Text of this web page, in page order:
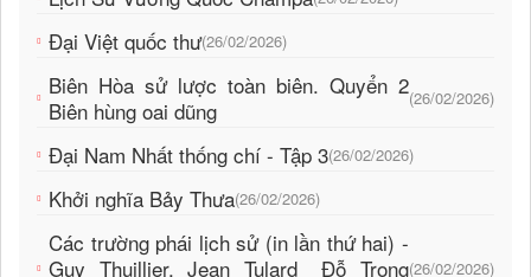
Đại Việt quốc thư(26/02/2026)
Biên Hòa sử lược toàn biên. Quyển 2
Biên hùng oai dũng
(26/02/2026)
Đại Nam Nhất thống chí - Tập 3(26/02/2026)
Khởi nghĩa Bảy Thưa(26/02/2026)
Các trường phái lịch sử (in lần thứ hai) -
Guy Thuillier, Jean Tulard_ Đỗ Trọng(26/02/2026)